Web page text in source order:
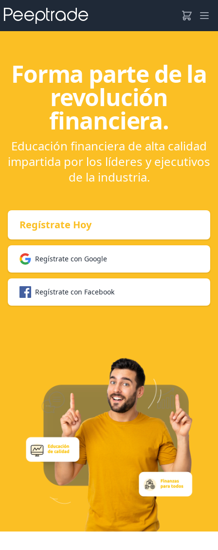
View
Forma parte de la
revolución
financiera.
Educación financiera de alta calidad
impartida por los líderes y ejecutivos
de la industria.
Regístrate Hoy
Regístrate con Google
Regístrate con Facebook